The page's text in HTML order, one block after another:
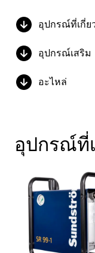
อุปกรณ์ที่เกี่ย
อุปกรณ์เสริม
อะไหล่
อุปกรณ์ที่